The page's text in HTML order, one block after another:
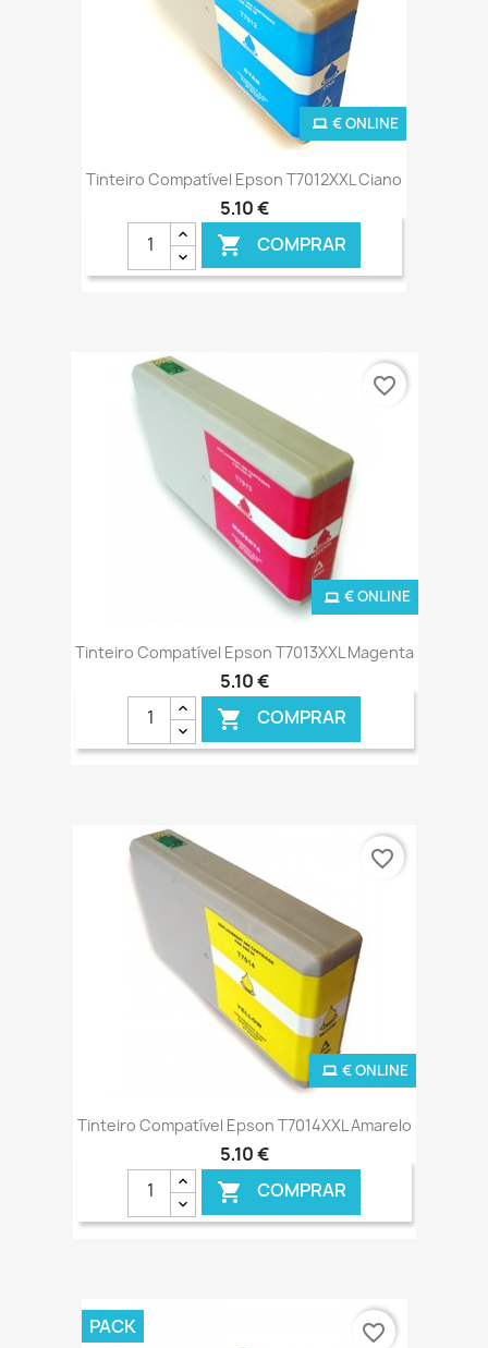
Tinteiro Compatível Epson T7012XXL Ciano
5,10 €
 COMPRAR
€ ONLINE
Tinteiro Compatível Epson T7013XXL Magenta
5,10 €
 COMPRAR
€ ONLINE
favorite_border
Tinteiro Compatível Epson T7014XXL Amarelo
5,10 €
 COMPRAR
€ ONLINE
favorite_border
PACK favorite_border